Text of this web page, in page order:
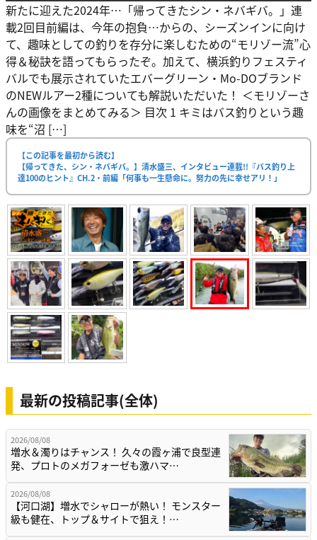
新たに迎えた2024年…「帰ってきたシン・ネバギバ。」連
載2回目前編は、今年の抱負…からの、シーズンインに向け
て、趣味としての釣りを存分に楽しむための“モリゾー流”心
得＆秘訣を語ってもらったぞ。加えて、横浜釣りフェスティ
バルでも展示されていたエバーグリーン・Mo-DOブランド
のNEWルアー2種についても解説いただいた！ ＜モリゾーさ
んの画像をまとめてみる＞ 目次 1 キミはバス釣りという趣
味を“沼 […]
【この記事を最初から読む】
【帰ってきた、シン・ネバギバ。】清水盛三、インタビュー連載!!『バス釣り上
達100のヒント』CH.2・前編「何事も一生懸命に。努力の先に幸せアリ！」
最新の投稿記事(全体)
2026/08/08
増水＆濁りはチャンス！ 久々の霞ヶ浦で良型連
発、プロトのメガフォーゼも激ハマ…
2026/08/08
【河口湖】増水でシャローが熱い！ モンスター
級も健在、トップ＆サイトで狙え！…